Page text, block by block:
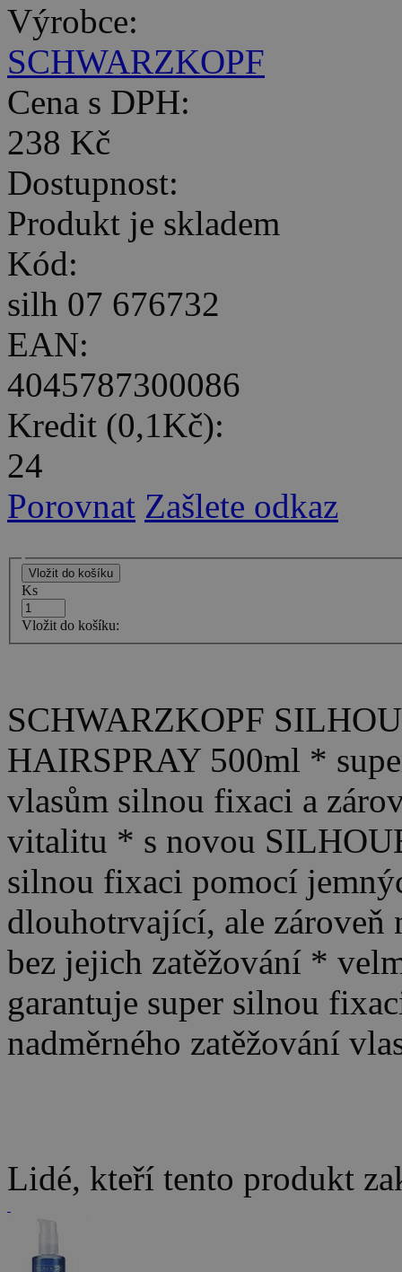
Výrobce:
SCHWARZKOPF
Cena s DPH:
238 Kč
Dostupnost:
Produkt je skladem
Kód:
silh 07 676732
EAN:
4045787300086
Kredit (0,1Kč):
24
Porovnat Zašlete odkaz
Ks
Vložit do košíku:
SCHWARZKOPF
HAIRSPRAY 500ml *
vlasům silnou fixaci a
vitalitu * s novou
silnou fixaci pomocí
dlouhotrvající, ale
bez jejich zatěžování *
garantuje super silnou
nadměrného zatěžování
Lidé, kteří tento produkt